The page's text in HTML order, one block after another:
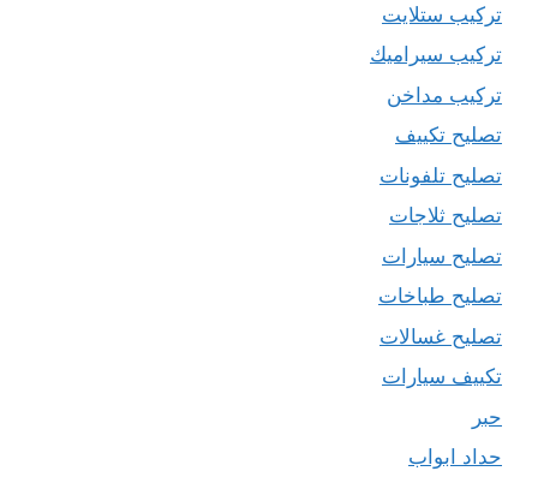
تركيب ستلايت
تركيب سيراميك
تركيب مداخن
تصليح تكييف
تصليح تلفونات
تصليح ثلاجات
تصليح سيارات
تصليح طباخات
تصليح غسالات
تكييف سيارات
حبر
حداد ابواب